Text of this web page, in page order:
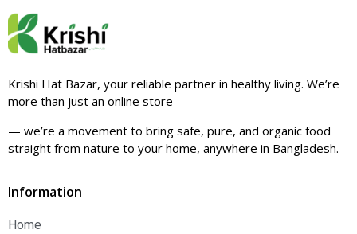
Krishi Hat Bazar, your reliable partner in healthy living. We’re
more than just an online store
— we’re a movement to bring safe, pure, and organic food
straight from nature to your home, anywhere in Bangladesh.
Information
Home